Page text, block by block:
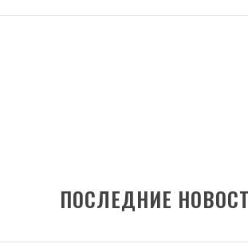
ПОСЛЕДНИЕ